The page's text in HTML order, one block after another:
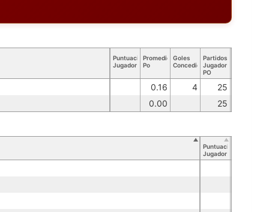
Puntuación
Jugador
Promedio
Po
Goles
Concedidos
Partidos
Jugador
PO
0.16 4
25
0.00
25
Puntuación
Jugador